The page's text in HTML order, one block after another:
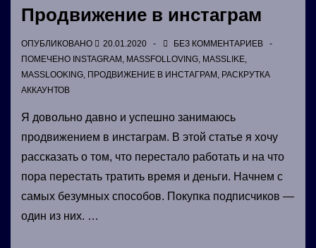
Продвижение в инстаграм
ОПУБЛИКОВАНО 20.01.2020
БЕЗ КОММЕНТАРИЕВ
ПОМЕЧЕНО INSTAGRAM , MASSFOLLOVING, MASSLIKE,
MASSLOOKING, ПРОДВИЖЕНИЕ В ИНСТАГРАМ , РАСКРУТКА
АККАУНТОВ
Я довольно давно и успешно занимаюсь
продвижением в инстаграм. В этой статье я хочу
рассказать о том, что перестало работать и на что
пора перестать тратить время и деньги. Начнем с
самых безумных способов. Покупка подписчиков —
один из них. …